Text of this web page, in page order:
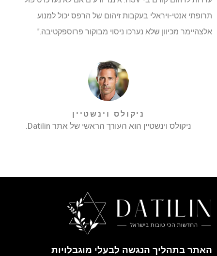
תרופתי אנטי-ויראלי בעקבות זיהום של הרפס יכול למנוע
אלצהיימר מכיוון שלא נערכו ניסוי מבוקור פרוספקטיבה."
ניקולס וינשטיין
ניקולס וינשטיין הוא העורך הראשי של אתר Datilin.
האתר בתהליך הנגשה לבעלי מוגבלויות